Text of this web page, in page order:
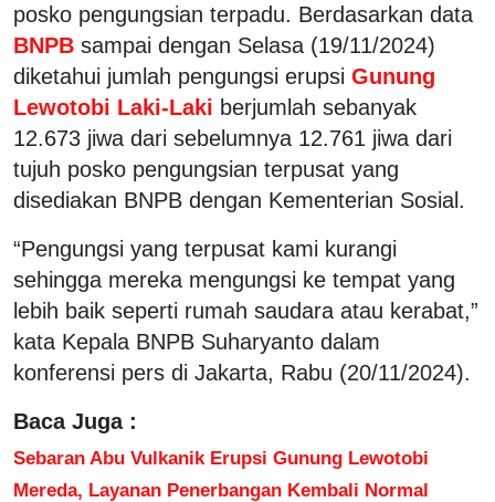
posko pengungsian terpadu. Berdasarkan data
BNPB sampai dengan Selasa (19/11/2024)
diketahui jumlah pengungsi erupsi Gunung
Lewotobi Laki-Laki berjumlah sebanyak
12.673 jiwa dari sebelumnya 12.761 jiwa dari
tujuh posko pengungsian terpusat yang
disediakan BNPB dengan Kementerian Sosial.
“Pengungsi yang terpusat kami kurangi
sehingga mereka mengungsi ke tempat yang
lebih baik seperti rumah saudara atau kerabat,”
kata Kepala BNPB Suharyanto dalam
konferensi pers di Jakarta, Rabu (20/11/2024).
Baca Juga :
Sebaran Abu Vulkanik Erupsi Gunung Lewotobi
Mereda, Layanan Penerbangan Kembali Normal